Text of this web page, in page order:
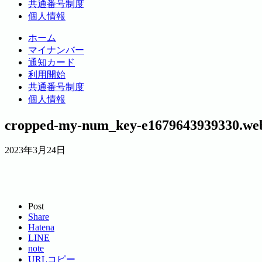
共通番号制度
個人情報
ホーム
マイナンバー
通知カード
利用開始
共通番号制度
個人情報
cropped-my-num_key-
2023年3月24日
Post
Share
Hatena
LINE
note
URLコピー